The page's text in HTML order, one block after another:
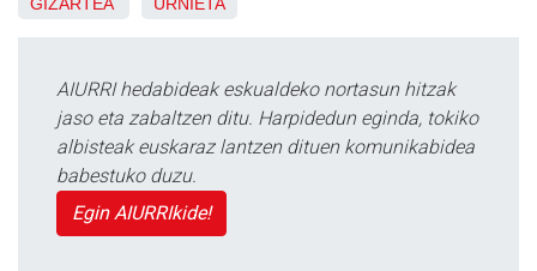
GIZARTEA URNIETA
AIURRI hedabideak eskualdeko nortasun hitzak
jaso eta zabaltzen ditu. Harpidedun eginda, tokiko
albisteak euskaraz lantzen dituen komunikabidea
babestuko duzu.
Egin AIURRIkide!